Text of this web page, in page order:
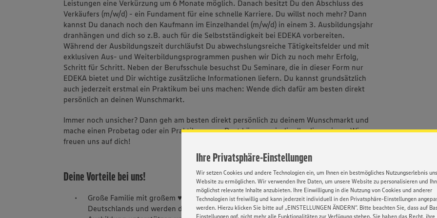
Ihre Privatsphäre-Einstellungen
Wir setzen Cookies und andere Technologien ein, um Ihnen ein bestmögliches Nutzungserlebnis
Website zu ermöglichen. Wir verwenden Ihre Daten, um unsere Website zu personalisieren und
möglichst relevante Inhalte anzubieten. Ihre Einwilligung in die Nutzung von Cookies und anderer
Technologien ist freiwillig und kann jederzeit individuell in den Privatsphäre-Einstellungen
werden. Hierzu klicken Sie bitte auf „EINSTELLUNGEN ÄNDERN”. Bitte beachten Sie, dass auf
Einstellungen ggf. nicht mehr alle Funktionalitäten zur Verfügung stehen. Sie haben das Recht, ihre
Leistungen eine Verkürzung um 6 Monate möglich. Danach besitzt Du den Abschluss des
Verkäufers (m/w/d) - ein Fundament für eine schnelle Karriere. Du willst noch mehr? Dann
kannst Du danach noch den Kaufmann im Einzelhandel (m/w/d) in einem 3. Ausbildungsjahr
dranhängen und dich so z.B. auch für die Selbstständigkeit bei EDEKA vorbereiten.
Während der Ausbildungszeit durchläufst Du abwechslungsreiche Tätigkeitsfelder und mit
exklusiven Aus- und Weiterbildungsprogrammen pushen wir Dich zu noch mehr Erfolg,
Schritt für Schritt. Neben der Berufsschule besuchst Du Seminare, die in dieser Form nur
EDEKA bietet und Dir wichtige zusätzliche Informationen liefern. Du kannst grundsätzlich
auch jederzeit erstmal ein Praktikum bei uns machen: Wende dich dafür am besten direkt
persönlich an deinen Wunschmarkt.
Immer noch unsicher? Dann geh am besten direkt persönlich zu deinem Wunschmarkt und
mache einen Probetag oder ein Praktikum aus. Dort können wir dir alles live zeigen. Wir
freuen uns auf dich!
Deine Vorteile bei uns!
Große Familie mit großem ♥ – Wir sind einer der größten Ausbildungsbetriebe
Deutschlands und werden dich mit unserer Expertise in allen Belangen der